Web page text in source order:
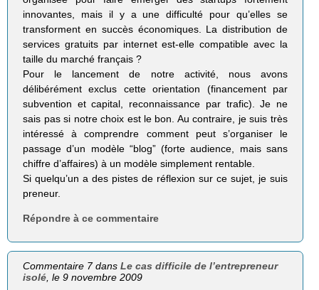
innovantes, mais il y a une difficulté pour qu’elles se
transforment en succès économiques. La distribution de
services gratuits par internet est-elle compatible avec la
taille du marché français ?
Pour le lancement de notre activité, nous avons
délibérément exclus cette orientation (financement par
subvention et capital, reconnaissance par trafic). Je ne
sais pas si notre choix est le bon. Au contraire, je suis très
intéressé à comprendre comment peut s’organiser le
passage d’un modèle “blog” (forte audience, mais sans
chiffre d’affaires) à un modèle simplement rentable.
Si quelqu’un a des pistes de réflexion sur ce sujet, je suis
preneur.
Répondre à ce commentaire
Commentaire 7 dansLe cas difficile de l’entrepreneur
isolé , le 9 novembre 2009